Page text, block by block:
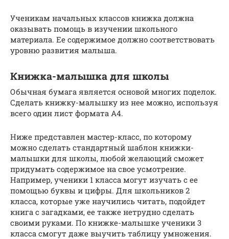
Ученикам начальных классов книжка должна
оказывать помощь в изучении школьного
материала. Ее содержимое должно соответствовать
уровню развития малыша.
Книжка-малышка для школы
Обычная бумага является основой многих поделок.
Сделать книжку-малышку из нее можно, используя
всего один лист формата А4.
Ниже представлен мастер-класс, по которому
можно сделать стандартный шаблон книжки-
малышки для школы, любой желающий сможет
придумать содержимое на свое усмотрение.
Например, ученики 1 класса могут изучать с ее
помощью буквы и цифры. Для школьников 2
класса, которые уже научились читать, подойдет
книга с загадками, ее также нетрудно сделать
своими руками. По книжке-малышке ученики 3
класса смогут даже выучить таблицу умножения.